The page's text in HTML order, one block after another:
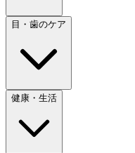
目・歯のケア
健康・生活